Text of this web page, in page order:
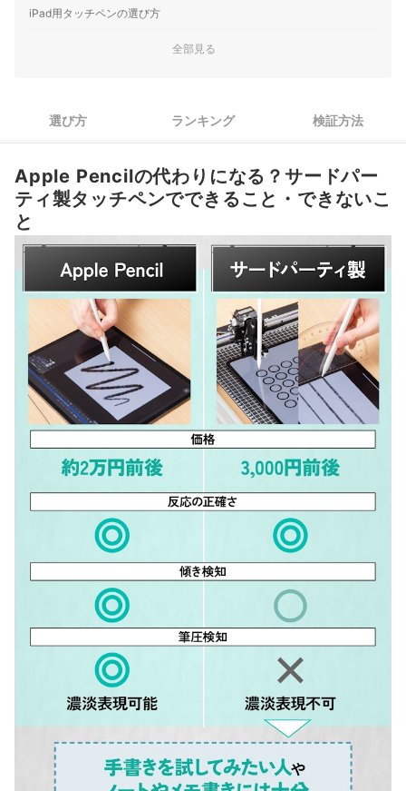
使え、USB-Cでの急速充電に対応。軽量なボディにジェスチ
iPad用タッチペンの選び方
用途で「必要な機能レベル」を見極めよう
3 ペン先は「細め・硬め」が汎用性◎。替え芯の有無もチェック
iPad用タッチペン全31商品おすすめ人気ランキング
売れ筋の人気iPad用タッチペン全31商品を徹底比較！
iPad用タッチペンの売れ筋ランキングもチェック！
全部見る
選び方 ランキング 検証方法
Apple Pencilの代わりになる？サードパー
ティ製タッチペンでできること・できないこ
と